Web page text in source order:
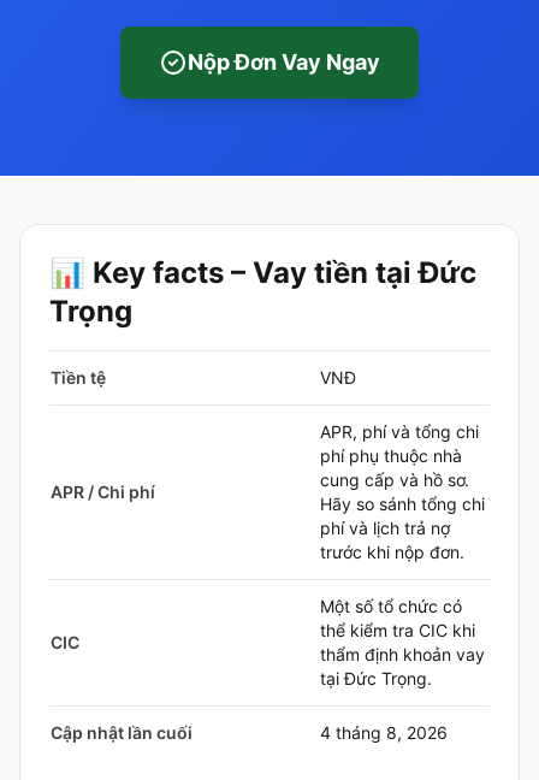
Nộp Đơn Vay Ngay
📊 Key facts – Vay tiền tại Đức
Trọng
Tiền tệ VNĐ
APR / Chi phí
APR, phí và tổng chi
phí phụ thuộc nhà
cung cấp và hồ sơ.
Hãy so sánh tổng chi
phí và lịch trả nợ
trước khi nộp đơn.
CIC
Một số tổ chức có
thể kiểm tra CIC khi
thẩm định khoản vay
tại Đức Trọng.
Cập nhật lần cuối 4 tháng 8, 2026